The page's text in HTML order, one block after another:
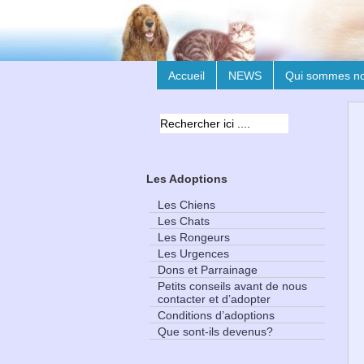
Accueil NEWS Qui sommes
Les Adoptions
Les Chiens
Les Chats
Les Rongeurs
Les Urgences
Dons et Parrainage
Petits conseils avant de nous
contacter et d’adopter
Conditions d’adoptions
Que sont-ils devenus?